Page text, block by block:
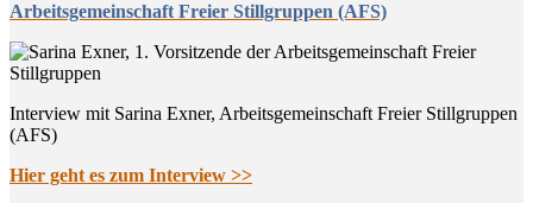
Arbeitsgemeinschaft Freier Stillgruppen (AFS)
Interview mit Sarina Exner, Arbeitsgemeinschaft Freier Stillgruppen
(AFS)
Hier geht es zum Interview >>